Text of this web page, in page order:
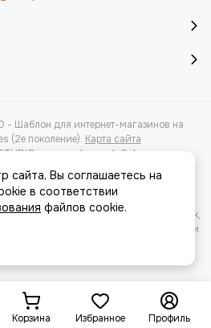
Шаблон для интернет-магазинов на
(2е поколение). Карта сайта
для платформы InSales
информация, касающаяся характеристик,
информационный характер и ни при
публичной офертой, определяемой
Корзина Избранное Профиль
сайта, Вы соглашаетесь на
в соответствии
файлов cookie.